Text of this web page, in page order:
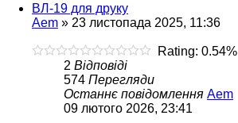
ВЛ-19 для друку
Aem » 23 листопада 2025, 11:36
Rating: 0.54%
2 Відповіді
574 Перегляди
Останнє повідомлення Aem
09 лютого 2026, 23:41